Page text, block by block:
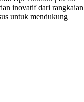
inovatif dari rangkaian
untuk mendukung